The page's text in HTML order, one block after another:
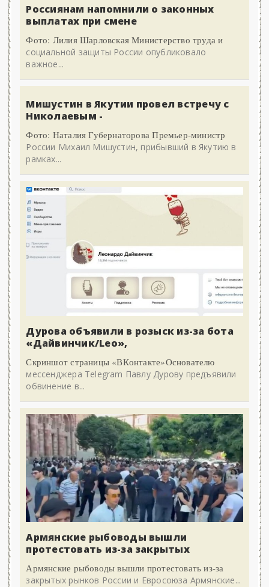
Россиянам напомнили о законных
выплатах при смене
Фото: Лилия Шарловская Министерство труда и
социальной защиты России опубликовало
важное...
Мишустин в Якутии провел встречу с
Николаевым -
Фото: Наталия Губернаторова Премьер-министр
России Михаил Мишустин, прибывший в Якутию в
рамках...
Дурова объявили в розыск из-за бота
«Дайвинчик/Leo»,
Скриншот страницы «ВКонтакте»Основателю
мессенджера Telegram Павлу Дурову предъявили
обвинение в...
Армянские рыбоводы вышли
протестовать из-за закрытых
Армянские рыбоводы вышли протестовать из-за
закрытых рынков России и Евросоюза Армянские...